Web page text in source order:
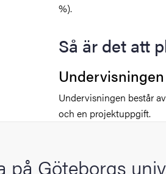
%).
Så är det att
Undervisningen
Undervisningen består
och en projektuppgift.
på Göteborgs